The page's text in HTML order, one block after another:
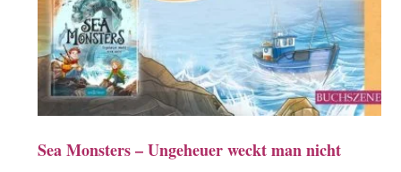
Sea Monsters – Ungeheuer weckt man nicht